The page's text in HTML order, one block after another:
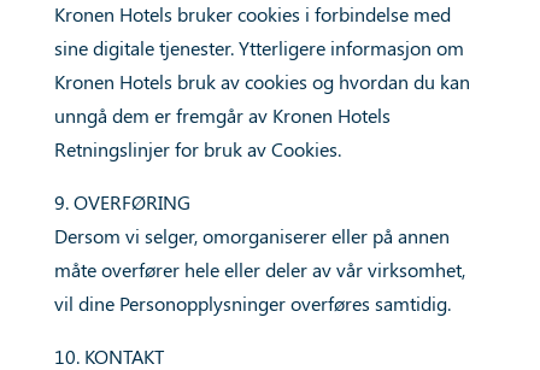
Kronen Hotels bruker cookies i forbindelse med
sine digitale tjenester. Ytterligere informasjon om
Kronen Hotels bruk av cookies og hvordan du kan
unngå dem er fremgår av Kronen Hotels
Retningslinjer for bruk av Cookies.
9. OVERFØRING
Dersom vi selger, omorganiserer eller på annen
måte overfører hele eller deler av vår virksomhet,
vil dine Personopplysninger overføres samtidig.
10. KONTAKT